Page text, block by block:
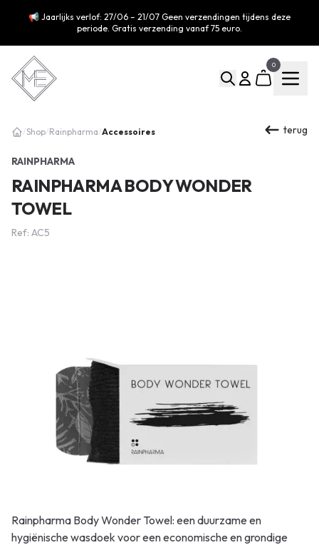
📢 Jaarlijks verlof: 27/06 – 21/07 Geen verzendingen tijdens deze
periode. Gratis verzending vanaf 75 euro.
0
/Shop/ Rainpharma/Accessoires terug
RAINPHARMA
RAINPHARMA BODY WONDER
TOWEL
Ref: AC5
Rainpharma Body Wonder Towel: een duurzame en
hygiënische wasdoek voor een economische en grondige